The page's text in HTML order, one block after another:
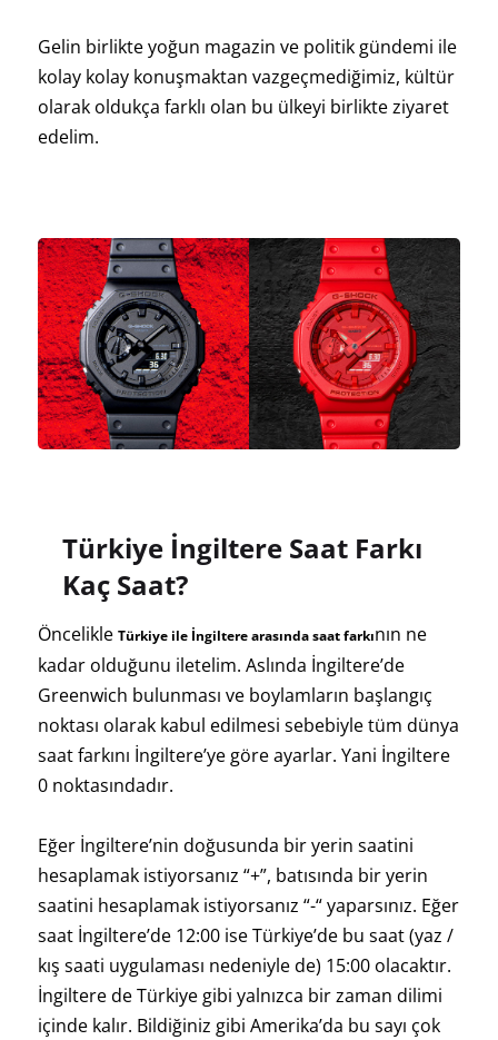
Gelin birlikte yoğun magazin ve politik gündemi ile
kolay kolay konuşmaktan vazgeçmediğimiz, kültür
olarak oldukça farklı olan bu ülkeyi birlikte ziyaret
edelim.
Türkiye İngiltere Saat Farkı
Kaç Saat?
Öncelikle Türkiye ile İngiltere arasında saat farkının ne
kadar olduğunu iletelim. Aslında İngiltere’de
Greenwich bulunması ve boylamların başlangıç
noktası olarak kabul edilmesi sebebiyle tüm dünya
saat farkını İngiltere’ye göre ayarlar. Yani İngiltere
0 noktasındadır.
Eğer İngiltere’nin doğusunda bir yerin saatini
hesaplamak istiyorsanız “+”, batısında bir yerin
saatini hesaplamak istiyorsanız “-“ yaparsınız. Eğer
saat İngiltere’de 12:00 ise Türkiye’de bu saat (yaz /
kış saati uygulaması nedeniyle de) 15:00 olacaktır.
İngiltere de Türkiye gibi yalnızca bir zaman dilimi
içinde kalır. Bildiğiniz gibi Amerika’da bu sayı çok